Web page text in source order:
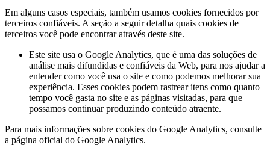
Em alguns casos especiais, também usamos cookies fornecidos por
terceiros confiáveis. A seção a seguir detalha quais cookies de
terceiros você pode encontrar através deste site.
Este site usa o Google Analytics, que é uma das soluções de
análise mais difundidas e confiáveis da Web, para nos ajudar a
entender como você usa o site e como podemos melhorar sua
experiência. Esses cookies podem rastrear itens como quanto
tempo você gasta no site e as páginas visitadas, para que
possamos continuar produzindo conteúdo atraente.
Para mais informações sobre cookies do Google Analytics, consulte
a página oficial do Google Analytics.